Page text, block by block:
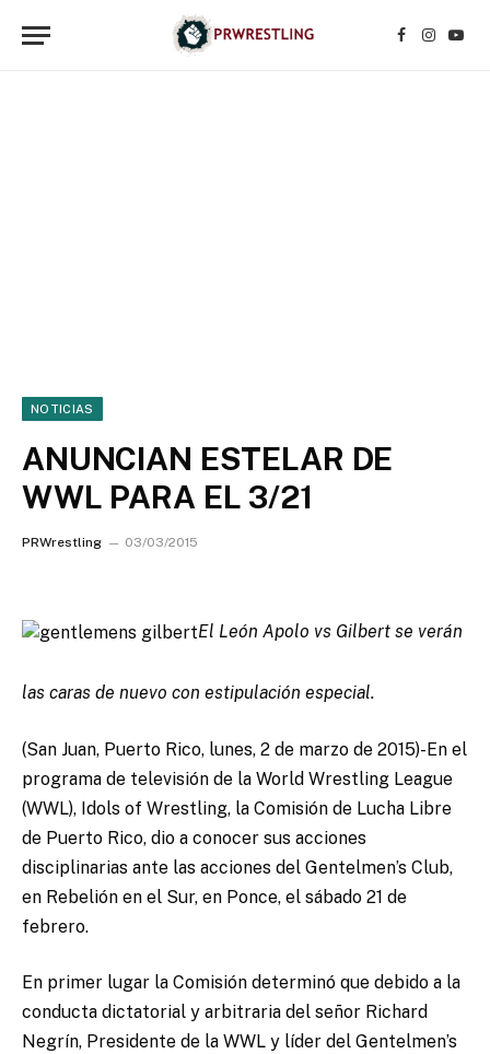
Facebook
NOTICIAS
ANUNCIAN ESTELAR DE
WWL PARA EL 3/21
PRWrestling 03/03/2015
El León Apolo vs Gilbert se verán
las caras de nuevo con estipulación especial.
(San Juan, Puerto Rico, lunes, 2 de marzo de 2015)-En el
programa de televisión de la World Wrestling League
(WWL), Idols of Wrestling, la Comisión de Lucha Libre
de Puerto Rico, dio a conocer sus acciones
disciplinarias ante las acciones del Gentelmen’s Club,
en Rebelión en el Sur, en Ponce, el sábado 21 de
febrero.
​En primer lugar la Comisión determinó que debido a la
conducta dictatorial y arbitraria del señor Richard
Negrín, Presidente de la WWL y líder del Gentelmen’s